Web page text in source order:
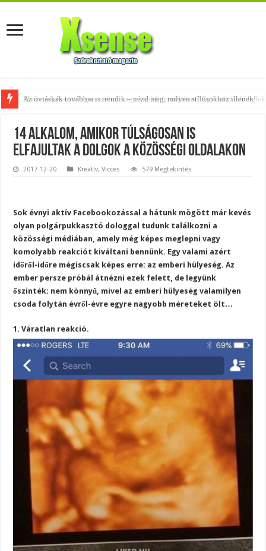
Az övtáskák továbbra is trendik – nézd meg, milyen stílusokhoz illenek!
14 alkalom, amikor túlságosan is
elfajultak a dolgok a közösségi oldalakon
2017-12-20 Kreatív,Vicces 579 Megtekintés
Sok évnyi aktív Facebookozással a hátunk mögött már kevés
olyan polgárpukkasztó dologgal tudunk találkozni a
közösségi médiában, amely még képes meglepni vagy
komolyabb reakciót kiváltani bennünk. Egy valami azért
időről-időre mégiscsak képes erre: az emberi hülyeség. Az
ember persze próbál átnézni ezek felett, de legyünk
őszinték: nem könnyű, mivel az emberi hülyeség valamilyen
csoda folytán évről-évre egyre nagyobb méreteket ölt…
1. Váratlan reakció.